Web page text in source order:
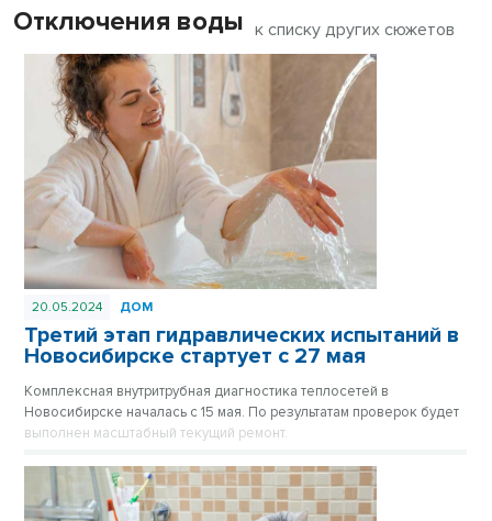
Отключения воды к списку других сюжетов
20.05.2024 ДОМ
Третий этап гидравлических испытаний в
Новосибирске стартует с 27 мая
Комплексная внутритрубная диагностика теплосетей в
Новосибирске началась с 15 мая. По результатам проверок будет
выполнен масштабный текущий ремонт.